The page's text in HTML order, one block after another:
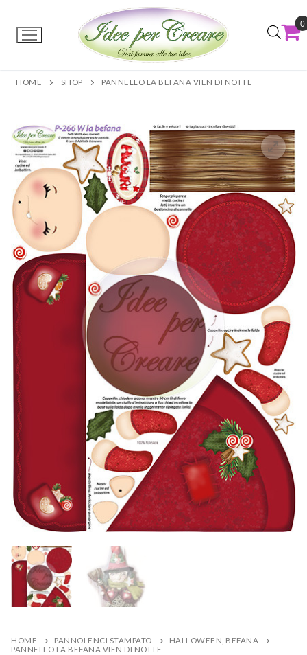
0
HOME SHOP PANNELLO LA BEFANA VIEN DI NOTTE
HOME PANNOLENCI STAMPATO
HALLOWEEN, BEFANA
PANNELLO LA BEFANA VIEN DI NOTTE